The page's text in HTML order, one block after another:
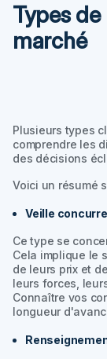
Types
marché
Plusieurs types
comprendre les
des décisions
Voici un résumé
Veille
Ce type se
Cela implique le
de leurs prix et
leurs forces,
Connaître vos
longueur